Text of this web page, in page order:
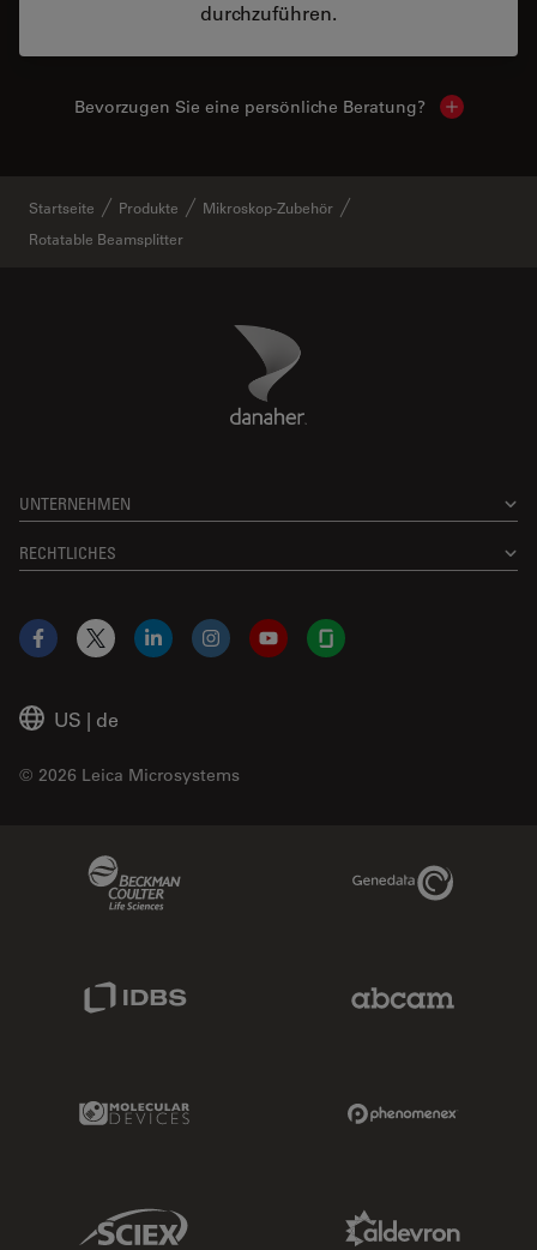
durchzuführen.
Bevorzugen Sie eine persönliche Beratung? Show
Startseite Produkte
Mikroskop-Zubehör
Rotatable Beamsplitter
Danaher Logo
UNTERNEHMEN
RECHTLICHES
US | de
© 2026 Leica Microsystems
Facebook
X LinkedInInstagramYouTubeGlassdoor
Genedata Link
Molecular Devices Link
Sciex Link